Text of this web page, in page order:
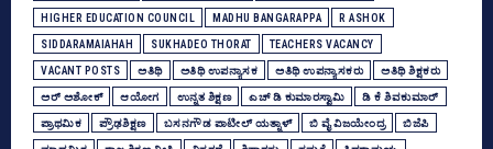
HIGHER EDUCATION COUNCIL MADHU BANGARAPPA R ASHOK
SIDDARAMAIAHAH SUKHADEO THORAT TEACHERS VACANCY
VACANT POSTS ಅತಿಥಿ ಅತಿಥಿ ಉಪನ್ಯಾಸಕ ಅತಿಥಿ ಉಪನ್ಯಾಸಕರು ಅತಿಥಿ ಶಿಕ್ಷಕರು
ಅರ್‍‌ ಅಶೋಕ್‌ ಆಯೋಗ ಉನ್ನತ ಶಿಕ್ಷಣ ಎಚ್‌ ಡಿ ಕುಮಾರಸ್ವಾಮಿ ಡಿ ಕೆ ಶಿವಕುಮಾರ್
ಪ್ರಾಥಮಿಕ ಪ್ರೌಢಶಿಕ್ಷಣ ಬಸನಗೌಡ ಪಾಟೀಲ್‌ ಯತ್ನಾಳ್‌ ಬಿ ವೈ ವಿಜಯೇಂದ್ರ ಬಿಜೆಪಿ